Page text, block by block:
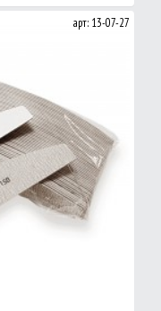
арт: 13-07-27